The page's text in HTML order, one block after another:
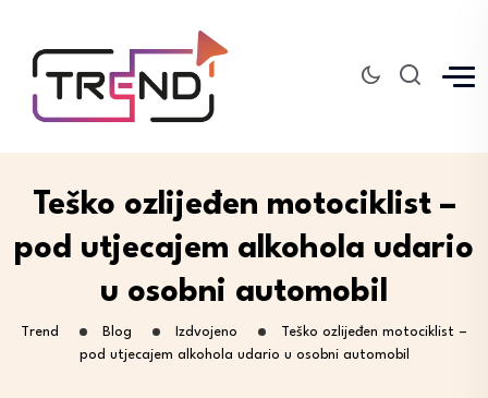
Teško ozlijeđen motociklist –
pod utjecajem alkohola udario
u osobni automobil
Trend Blog Izdvojeno
Teško ozlijeđen motociklist –
pod utjecajem alkohola udario u osobni automobil